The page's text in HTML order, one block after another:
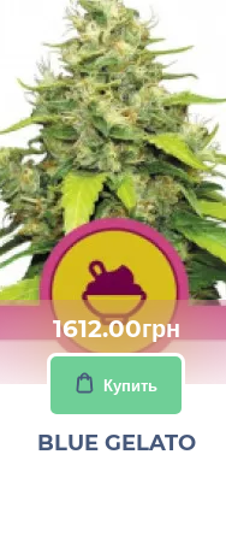
1612.00грн
Купить
BLUE GELATO